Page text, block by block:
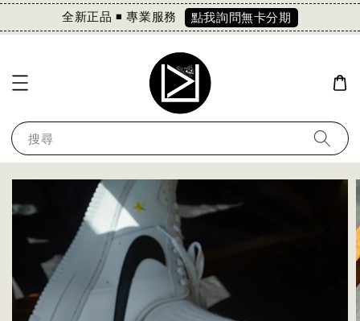
全新正品 ◾️ 專業服務 點我詢問無卡分期
搜尋